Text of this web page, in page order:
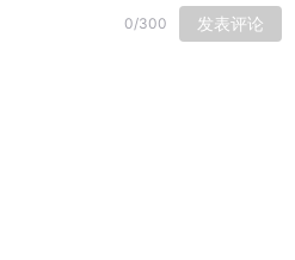
0/300 发表评论